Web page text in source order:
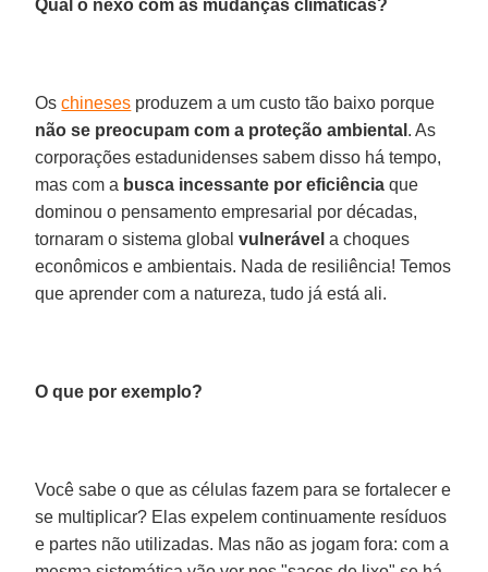
Qual o nexo com as mudanças climáticas?
Oschineses produzem a um custo tão baixo porque
não se preocupam com a proteção ambiental . As
corporações estadunidenses sabem disso há tempo,
mas com a busca incessante por eficiência que
dominou o pensamento empresarial por décadas,
tornaram o sistema globalvulnerável a choques
econômicos e ambientais. Nada de resiliência! Temos
que aprender com a natureza, tudo já está ali.
O que por exemplo?
Você sabe o que as células fazem para se fortalecer e
se multiplicar? Elas expelem continuamente resíduos
e partes não utilizadas. Mas não as jogam fora: com a